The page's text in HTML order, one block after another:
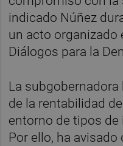
indicado Núñez
un acto organizado
Diálogos para la
La
de la rentabilidad
entorno de tipos
Por ello, ha